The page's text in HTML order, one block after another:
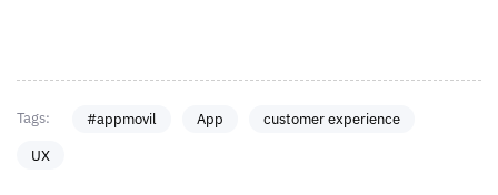
Tags: #appmovil App
customer experience
UX